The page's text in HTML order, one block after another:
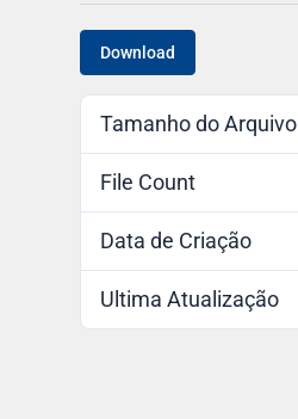
Download
Tamanho do Arquivo
File Count
Data de Criação
Ultima Atualização